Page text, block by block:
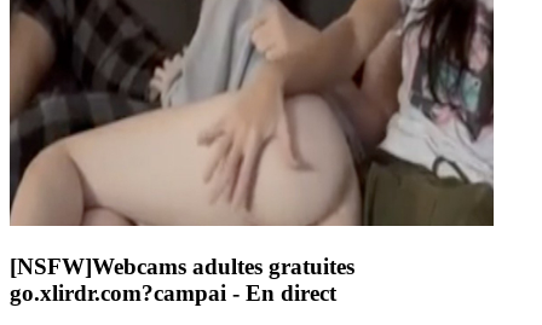
[NSFW]Webcams adultes gratuites
go.xlirdr.com?campai - En direct